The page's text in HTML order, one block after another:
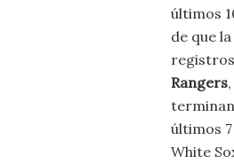
últimos
de que
registros
Rangers
últimos
White